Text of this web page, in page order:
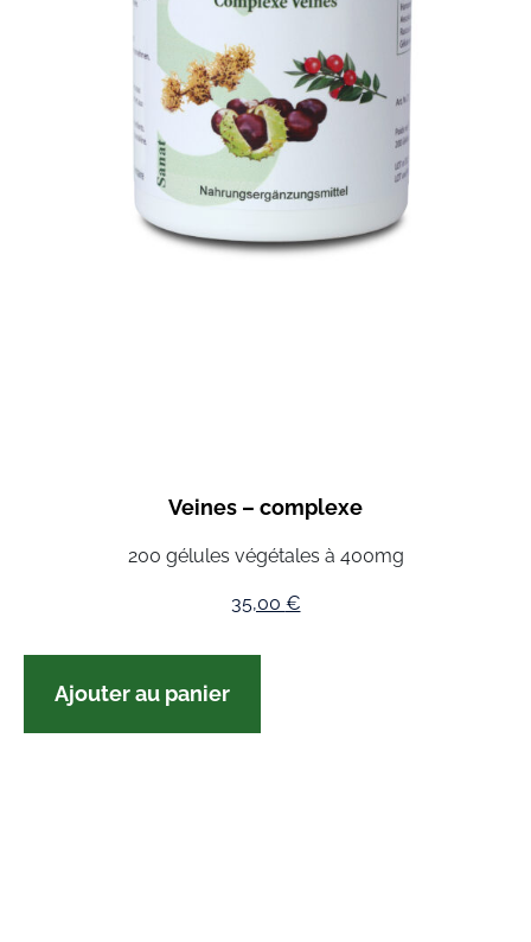
Veines – complexe
200 gélules végétales à 400mg
35,00 €
Ajouter au panier